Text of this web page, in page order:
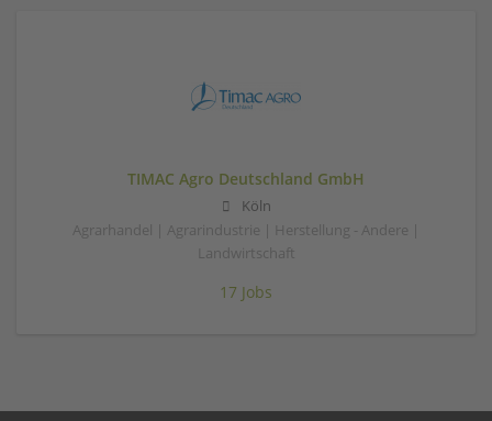
TIMAC Agro Deutschland GmbH
Köln
Agrarhandel | Agrarindustrie | Herstellung - Andere |
Landwirtschaft
17 Jobs